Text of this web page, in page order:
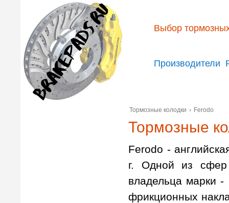
Выбор
Производители
Тормозные колодки › Ferodo
Тормозные
Ferodo -
г. Одной из сфер
владельца марки -
фрикционных